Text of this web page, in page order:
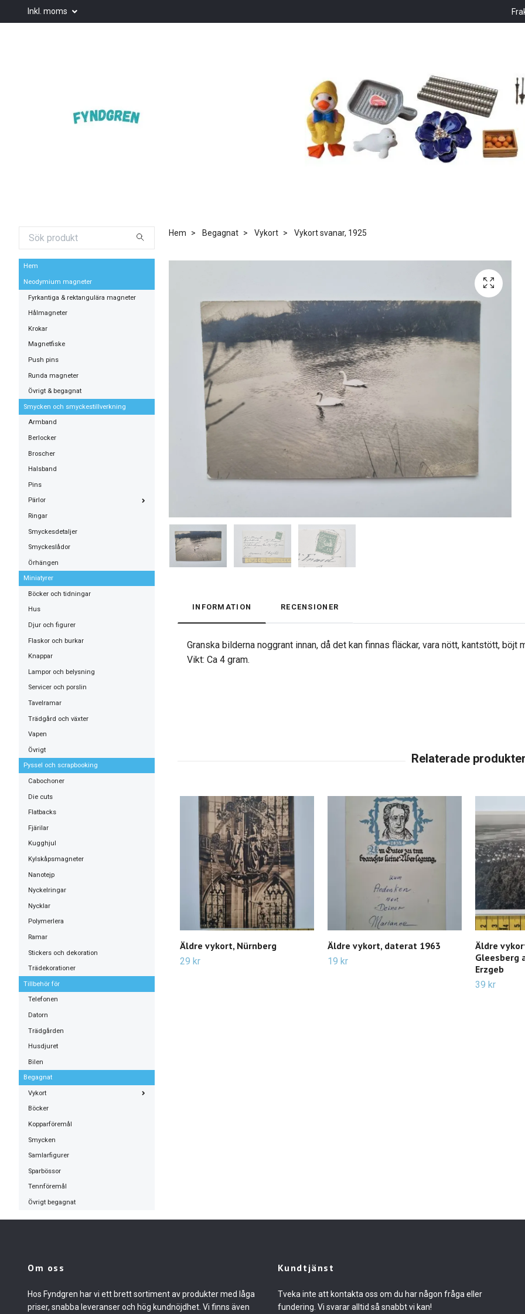
Inkl. moms
Hem
Neodymium magneter
Fyrkantiga & rektangulära magneter
Hålmagneter
Krokar
Magnetfiske
Push pins
Runda magneter
Övrigt & begagnat
Smycken och smyckestillverkning
Armband
Berlocker
Broscher
Halsband
Pins
Pärlor
Ringar
Smyckesdetaljer
Smyckeslådor
Örhängen
Miniatyrer
Böcker och tidningar
Hus
Djur och figurer
Flaskor och burkar
Knappar
Lampor och belysning
Servicer och porslin
Tavelramar
Trädgård och växter
Vapen
Övrigt
Pyssel och scrapbooking
Cabochoner
Die cuts
Flatbacks
Fjärilar
Kugghjul
Kylskåpsmagneter
Nanotejp
Nyckelringar
Nycklar
Polymerlera
Ramar
Stickers och dekoration
Trädekorationer
Tillbehör för
Telefonen
Datorn
Trädgården
Husdjuret
Bilen
Begagnat
Vykort
Böcker
Kopparföremål
Smycken
Samlarfigurer
Sparbössor
Tennföremål
Övrigt begagnat
Hem Begagnat Vykort Vykort svanar, 1925
INFORMATION RECENSIONER
Granska bilderna noggrant innan, då det kan finnas fläckar, vara nött, kantstött, böjt
Vikt: Ca 4 gram.
Äldre vykort, Nürnberg
29 kr
Äldre vykort, daterat 1963
19 kr
Äldre
Gleesberg
Erzgeb
39 kr
Om oss
Hos Fyndgren har vi ett brett sortiment av produkter med låga
priser, snabba leveranser och hög kundnöjdhet. Vi finns även
Kundtjänst
Tveka inte att kontakta oss om du har någon fråga eller
fundering. Vi svarar alltid så snabbt vi kan!